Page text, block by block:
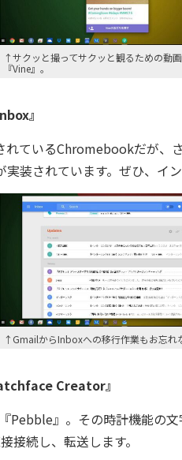
↑サクッと撮ってサクッと観るための動
『Vine』。
』
ているChromebookだが、
装されています。ぜひ、イ
↑GmailからInboxへの移行作業もお忘れ
Creator』
』。その時計機能の文
続し、転送します。